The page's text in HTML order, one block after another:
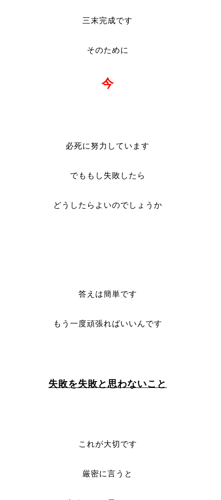
三末完成です
そのために
今
必死に努力しています
でももし失敗したら
どうしたらよいのでしょうか
答えは簡単です
もう一度頑張ればいいんです
失敗を失敗と思わないこと
これが大切です
厳密に言うと